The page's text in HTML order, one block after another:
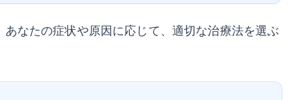
なたの症状や原因に応じて、適切な治療法を選ぶ